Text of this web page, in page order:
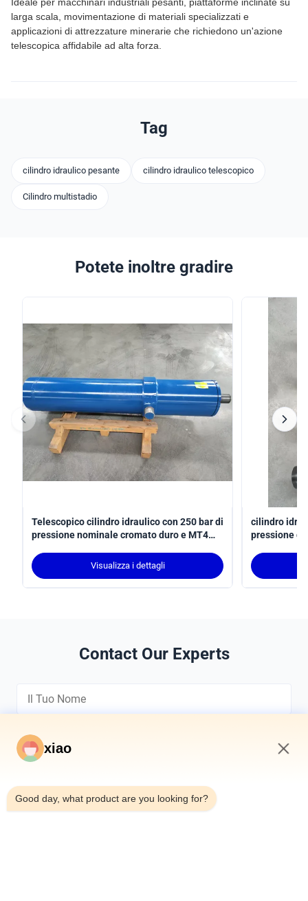
larga scala, movimentazione di materiali specializzati e
applicazioni di attrezzature minerarie che richiedono un'azione
telescopica affidabile ad alta forza.
Tag
cilindro idraulico pesante cilindro idraulico telescopico
Cilindro multistadio
Potete inoltre gradire
Telescopico cilindro idraulico con 250 bar di
pressione nominale cromato duro e MT4
Visualizza i dettagli
cilindro
pressione di
conforme
Contact Our Experts
*
xiao
Good day, what product are you looking for?